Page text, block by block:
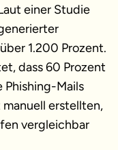
einer Studie
1.200 Prozent.
dass 60 Prozent
Mails
erstellten,
vergleichbar